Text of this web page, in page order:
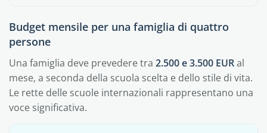
Budget mensile per una famiglia di quattro
persone
Una famiglia deve prevedere tra 2.500 e 3.500 EURal
mese, a seconda della scuola scelta e dello stile di vita.
Le rette delle scuole internazionali rappresentano una
voce significativa.